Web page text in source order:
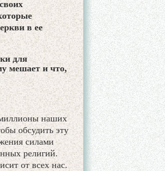
в ее
для
мешает и что,
наших
обсудить эту
силами
религий.
от всех нас.